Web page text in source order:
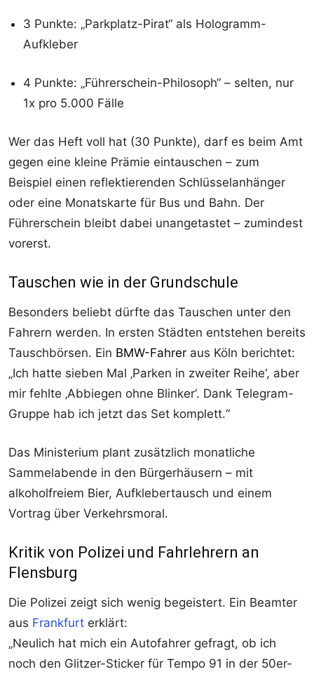
3 Punkte: „Parkplatz-Pirat“ als Hologramm-
Aufkleber
4 Punkte: „Führerschein-Philosoph“ – selten, nur
1x pro 5.000 Fälle
Wer das Heft voll hat (30 Punkte), darf es beim Amt
gegen eine kleine Prämie eintauschen – zum
Beispiel einen reflektierenden Schlüsselanhänger
oder eine Monatskarte für Bus und Bahn. Der
Führerschein bleibt dabei unangetastet – zumindest
vorerst.
Tauschen wie in der Grundschule
Besonders beliebt dürfte das Tauschen unter den
Fahrern werden. In ersten Städten entstehen bereits
Tauschbörsen. Ein BMW-Fahrer aus Köln berichtet:
„Ich hatte sieben Mal ‚Parken in zweiter Reihe‘, aber
mir fehlte ‚Abbiegen ohne Blinker‘. Dank Telegram-
Gruppe hab ich jetzt das Set komplett.“
Das Ministerium plant zusätzlich monatliche
Sammelabende in den Bürgerhäusern – mit
alkoholfreiem Bier, Aufklebertausch und einem
Vortrag über Verkehrsmoral.
Kritik von Polizei und Fahrlehrern an
Flensburg
Die Polizei zeigt sich wenig begeistert. Ein Beamter
aus Frankfurt erklärt:
„Neulich hat mich ein Autofahrer gefragt, ob ich
noch den Glitzer-Sticker für Tempo 91 in der 50er-